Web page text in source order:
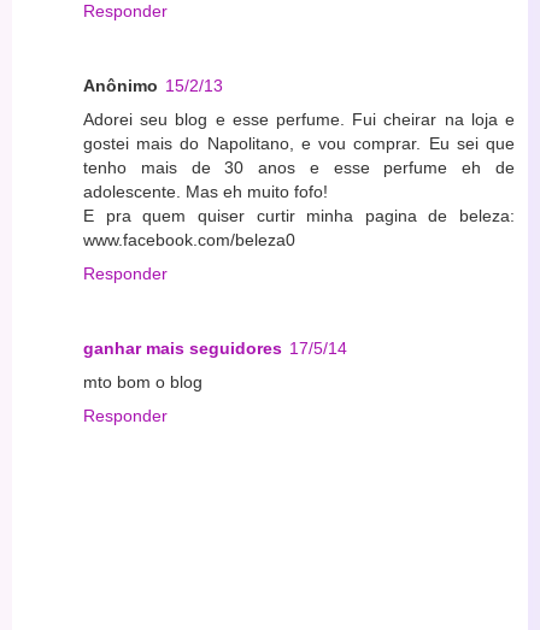
Responder
Anônimo 15/2/13
Adorei seu blog e esse perfume. Fui cheirar na loja e
gostei mais do Napolitano, e vou comprar. Eu sei que
tenho mais de 30 anos e esse perfume eh de
adolescente. Mas eh muito fofo!
E pra quem quiser curtir minha pagina de beleza:
www.facebook.com/beleza0
Responder
ganhar mais seguidores 17/5/14
mto bom o blog
Responder